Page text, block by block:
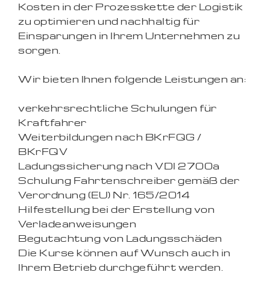
Kosten in der Prozesskette der Logistik
zu optimieren und nachhaltig für
Einsparungen in Ihrem Unternehmen zu
sorgen.
Wir bieten Ihnen folgende Leistungen an:
verkehrsrechtliche Schulungen für
Kraftfahrer
Weiterbildungen nach BKrFQG /
BKrFQV
Ladungssicherung nach VDI 2700a
Schulung Fahrtenschreiber gemäß der
Verordnung (EU) Nr. 165/2014
Hilfestellung bei der Erstellung von
Verladeanweisungen
Begutachtung von Ladungsschäden
Die Kurse können auf Wunsch auch in
Ihrem Betrieb durchgeführt werden.